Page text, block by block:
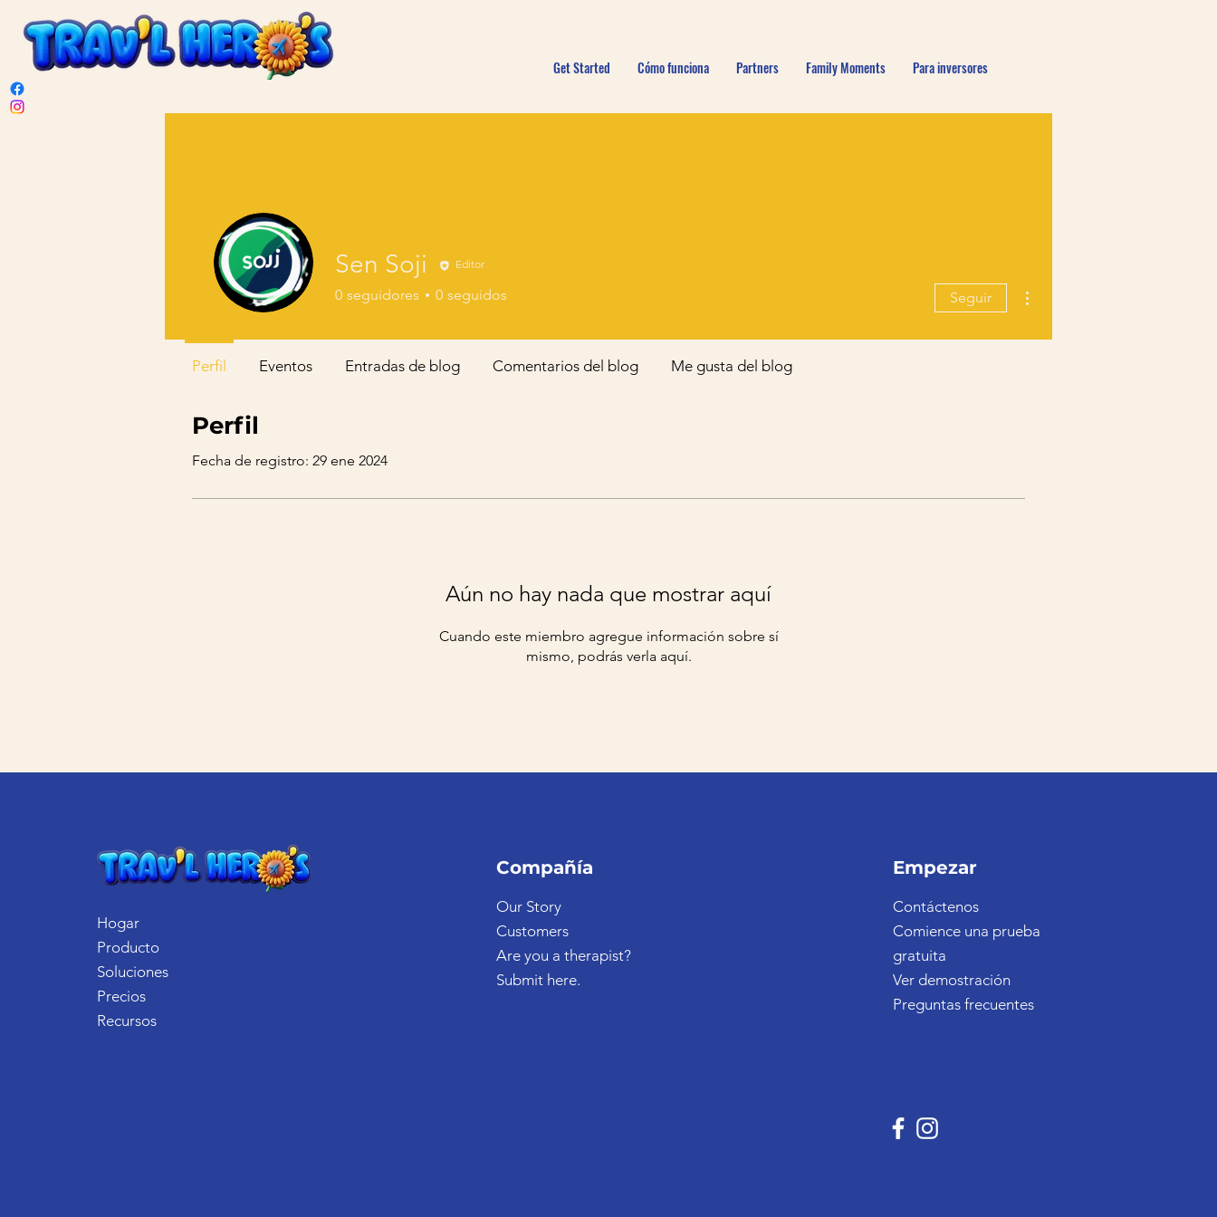
Get Started Cómo funciona Partners Family Moments Para inversores
Perfil
Fecha de registro: 29 ene 2024
Aún no hay nada que mostrar aquí
Cuando este miembro agregue información sobre sí
mismo, podrás verla aquí.
Sen Soji Editor
0 seguidores 0 seguidos Seguir
Perfil Eventos Entradas de blog Comentarios del blog Me gusta del blog
Hogar
Producto
Soluciones
Precios
Recursos
Compañía
Our Story
Customers
Are you a therapist?
Submit here.
Empezar
Contáctenos
Comience una prueba
gratuita
Ver demostración
Preguntas frecuentes